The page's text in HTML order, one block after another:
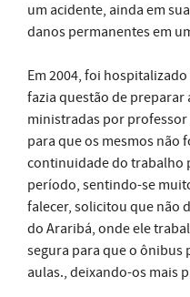
um acidente, ainda em
danos permanentes em
Em 2004, foi
fazia questão de preparar
ministradas por
para que os mesmos não
continuidade do trabalho
período, sentindo-se
falecer, solicitou que não
do Araribá, onde ele
segura para que o ônibus
aulas., deixando-os mais